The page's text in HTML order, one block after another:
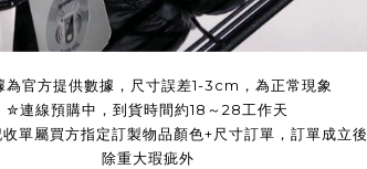
官方提供數據，尺寸誤差1-3cm，為正常現象
✮連線預購中，到貨時間約18～28工作天
單屬買方指定訂製物品顏色+尺寸訂單，訂單成立後
除重大瑕疵外